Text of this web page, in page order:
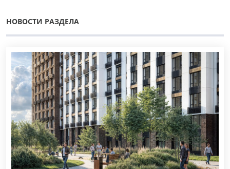
НОВОСТИ РАЗДЕЛА